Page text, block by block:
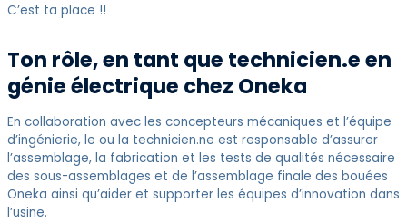
C’est ta place !!
Ton rôle, en tant que technicien.e en
génie électrique chez Oneka
En collaboration avec les concepteurs mécaniques et l’équipe
d’ingénierie, le ou la technicien.ne est responsable d’assurer
l’assemblage, la fabrication et les tests de qualités nécessaire
des sous-assemblages et de l’assemblage finale des bouées
Oneka ainsi qu’aider et supporter les équipes d’innovation dans
l’usine.